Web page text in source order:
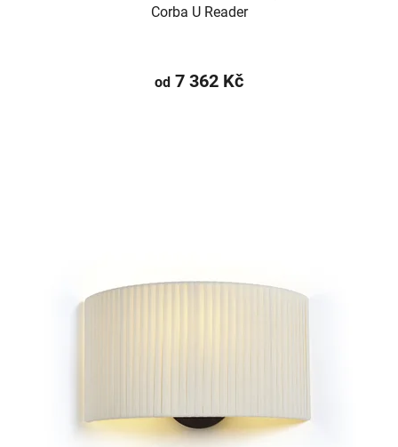
Corba U Reader
od 7 362 Kč